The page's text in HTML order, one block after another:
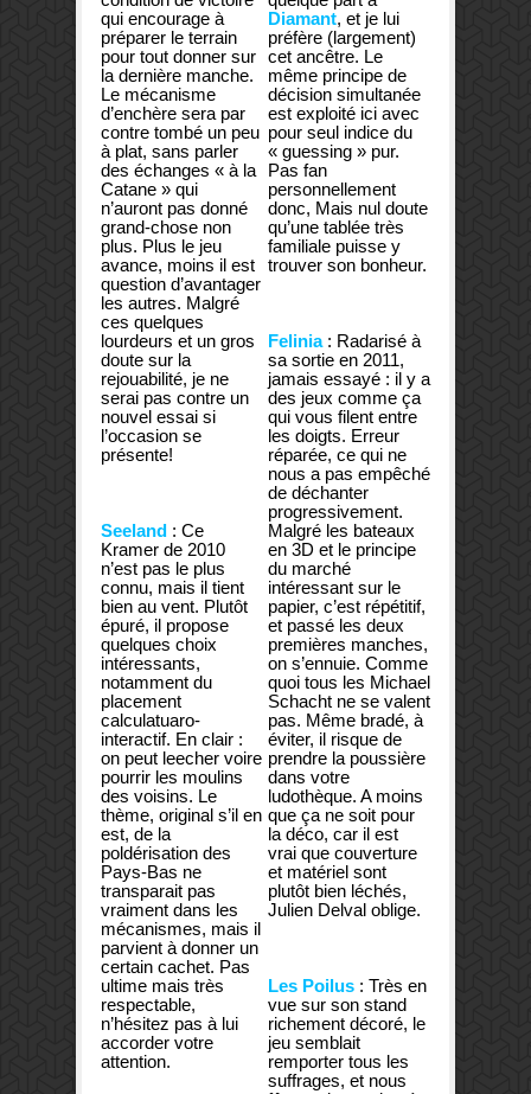
qui encourage à
préparer le terrain
pour tout donner sur
la dernière manche.
Le mécanisme
d’enchère sera par
contre tombé un peu
à plat, sans parler
des échanges « à la
Catane » qui
n’auront pas donné
grand-chose non
plus. Plus le jeu
avance, moins il est
question d’avantager
les autres. Malgré
ces quelques
lourdeurs et un gros
doute sur la
rejouabilité, je ne
serai pas contre un
nouvel essai si
l’occasion se
présente!
Seeland : Ce
Kramer de 2010
n’est pas le plus
connu, mais il tient
bien au vent. Plutôt
épuré, il propose
quelques choix
intéressants,
notamment du
placement
calculatuaro-
interactif. En clair :
on peut leecher voire
pourrir les moulins
des voisins. Le
thème, original s’il en
est, de la
poldérisation des
Pays-Bas ne
transparait pas
vraiment dans les
mécanismes, mais il
parvient à donner un
certain cachet. Pas
ultime mais très
respectable,
n’hésitez pas à lui
accorder votre
attention.
Diamant, et je lui
préfère (largement)
cet ancêtre. Le
même principe de
décision simultanée
est exploité ici avec
pour seul indice du
« guessing » pur.
Pas fan
personnellement
donc, Mais nul doute
qu’une tablée très
familiale puisse y
trouver son bonheur.
Felinia: Radarisé à
sa sortie en 2011,
jamais essayé : il y a
des jeux comme ça
qui vous filent entre
les doigts. Erreur
réparée, ce qui ne
nous a pas empêché
de déchanter
progressivement.
Malgré les bateaux
en 3D et le principe
du marché
intéressant sur le
papier, c’est répétitif,
et passé les deux
premières manches,
on s’ennuie. Comme
quoi tous les Michael
Schacht ne se valent
pas. Même bradé, à
éviter, il risque de
prendre la poussière
dans votre
ludothèque. A moins
que ça ne soit pour
la déco, car il est
vrai que couverture
et matériel sont
plutôt bien léchés,
Julien Delval oblige.
Les Poilus : Très en
vue sur son stand
richement décoré, le
jeu semblait
remporter tous les
suffrages, et nous